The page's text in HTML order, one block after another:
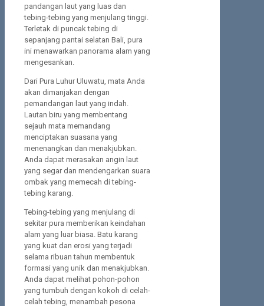
pandangan laut yang luas dan
tebing-tebing yang menjulang tinggi.
Terletak di puncak tebing di
sepanjang pantai selatan Bali, pura
ini menawarkan panorama alam yang
mengesankan.
Dari Pura Luhur Uluwatu, mata Anda
akan dimanjakan dengan
pemandangan laut yang indah.
Lautan biru yang membentang
sejauh mata memandang
menciptakan suasana yang
menenangkan dan menakjubkan.
Anda dapat merasakan angin laut
yang segar dan mendengarkan suara
ombak yang memecah di tebing-
tebing karang.
Tebing-tebing yang menjulang di
sekitar pura memberikan keindahan
alam yang luar biasa. Batu karang
yang kuat dan erosi yang terjadi
selama ribuan tahun membentuk
formasi yang unik dan menakjubkan.
Anda dapat melihat pohon-pohon
yang tumbuh dengan kokoh di celah-
celah tebing, menambah pesona